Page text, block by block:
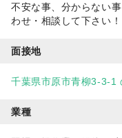
不安な事、分からない
わせ・相談して下さい
面接地
千葉県市原市青柳3-3-1
業種